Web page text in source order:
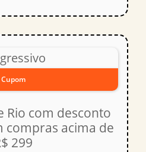
Cupom
Rio com desconto
compras acima de
299